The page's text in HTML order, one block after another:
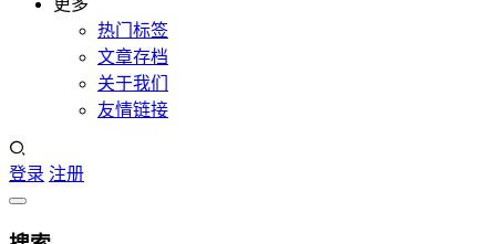
更多
热门标签
文章存档
关于我们
友情链接
登录 注册